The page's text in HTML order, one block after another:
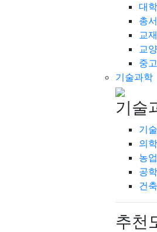
대
총
교
교
중
기술과학
기술
기
의
농
공
건
추천